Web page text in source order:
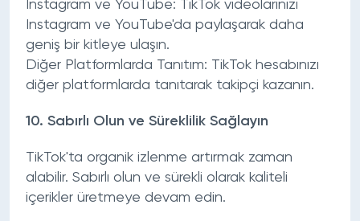
Instagram ve YouTube: TikTok videolarınızı
Instagram ve YouTube'da paylaşarak daha
geniş bir kitleye ulaşın.
Diğer Platformlarda Tanıtım: TikTok hesabınızı
diğer platformlarda tanıtarak takipçi kazanın.
10. Sabırlı Olun ve Süreklilik Sağlayın
TikTok'ta organik izlenme artırmak zaman
alabilir. Sabırlı olun ve sürekli olarak kaliteli
içerikler üretmeye devam edin.